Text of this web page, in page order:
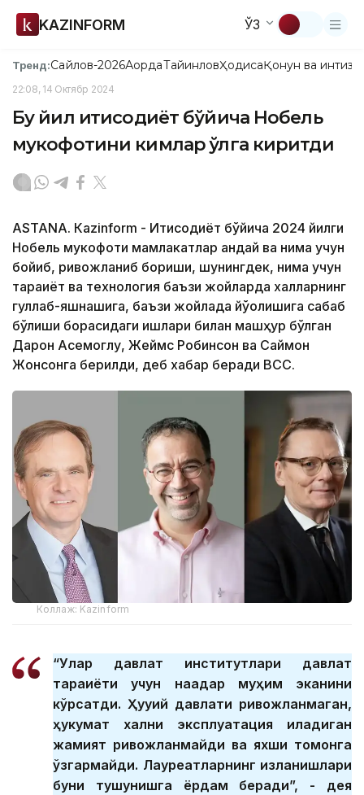
KAZINFORM ЎЗ
Тренд:Сайлов-2026АқордаТайинловҲодисаҚонун ва
22:08, 14 Октябр 2024
Бу йил иқтисодиёт бўйича Нобель
мукофотини кимлар қўлга киритди
ASTANА. Кazinform - Иқтисодиёт бўйича 2024 йилги
Нобель мукофоти мамлакатлар қандай ва нима учун
бойиб, ривожланиб бориши, шунингдек, нима учун
тараққиёт ва технология баъзи жойларда халқларнинг
гуллаб-яшнашига, баъзи жойлада йўқолишига сабаб
бўлиши борасидаги ишлари билан машҳур бўлган
Дарон Аcемоглу, Жеймс Робинсон ва Саймон
Жонсонга берилди, деб хабар беради ВСС.
Коллаж: Kazinform
“Улар давлат институтлари давлат
тараққиёти учун нақадар муҳим эканини
кўрсатди. Ҳуқуқий давлати ривожланмаган,
ҳукумат халқни эксплуатация қиладиган
жамият ривожланмайди ва яхши томонга
ўзгармайди. Лауреатларнинг изланишлари
буни тушунишга ёрдам беради”, - дея